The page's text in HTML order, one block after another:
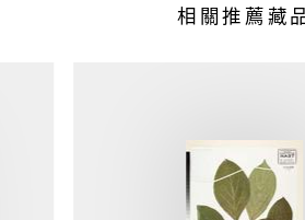
相關推薦藏